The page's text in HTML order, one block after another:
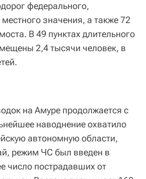
федерального,
значения, а также 72
В 49 пунктах длительного
2,4 тысячи человек, в
на Амуре продолжается с
наводнение охватило
автономную области,
режим ЧС был введен в
число пострадавших от